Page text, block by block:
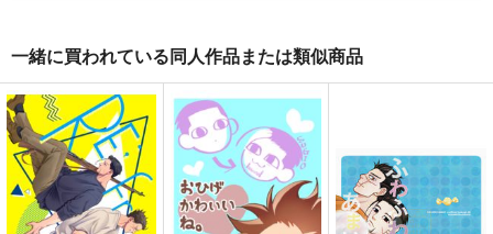
一緒に買われている同人作品または類似商品